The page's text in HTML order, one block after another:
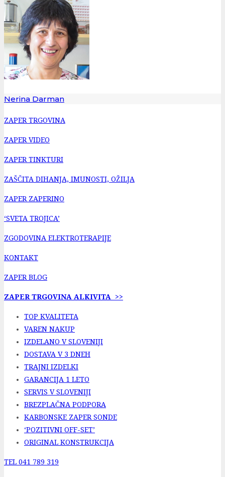
Nerina Darman
ZAPER TRGOVINA
ZAPER VIDEO
ZAPER TINKTURI
ZAŠČITA DIHANJA, IMUNOSTI, OŽILJA
ZAPER ZAPERINO
‘SVETA TROJICA’
ZGODOVINA ELEKTROTERAPIJE
KONTAKT
ZAPER BLOG
ZAPER TRGOVINA ALKIVITA >>
TOP KVALITETA
VAREN NAKUP
IZDELANO V SLOVENIJI
DOSTAVA V 3 DNEH
TRAJNI IZDELKI
GARANCIJA 1 LETO
SERVIS V SLOVENIJI
BREZPLAČNA PODPORA
KARBONSKE ZAPER SONDE
‘POZITIVNI OFF-SET’
ORIGINAL KONSTRUKCIJA
TEL 041 789 319